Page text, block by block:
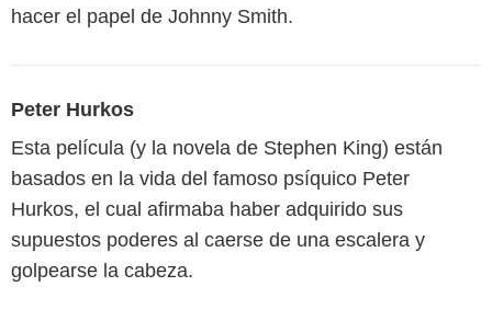
hacer el papel de Johnny Smith.
Peter Hurkos
Esta película (y la novela de Stephen King) están
basados ​​en la vida del famoso psíquico Peter
Hurkos, el cual afirmaba haber adquirido sus
supuestos poderes al caerse de una escalera y
golpearse la cabeza.